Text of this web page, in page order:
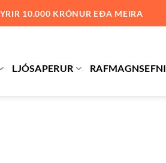
10.000 KRÓNUR EÐA MEIRA
LJÓSAPERUR RAFMAGNSEFNI